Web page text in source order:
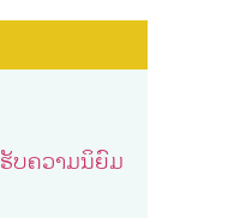
ບຄວາມນິຍົມ